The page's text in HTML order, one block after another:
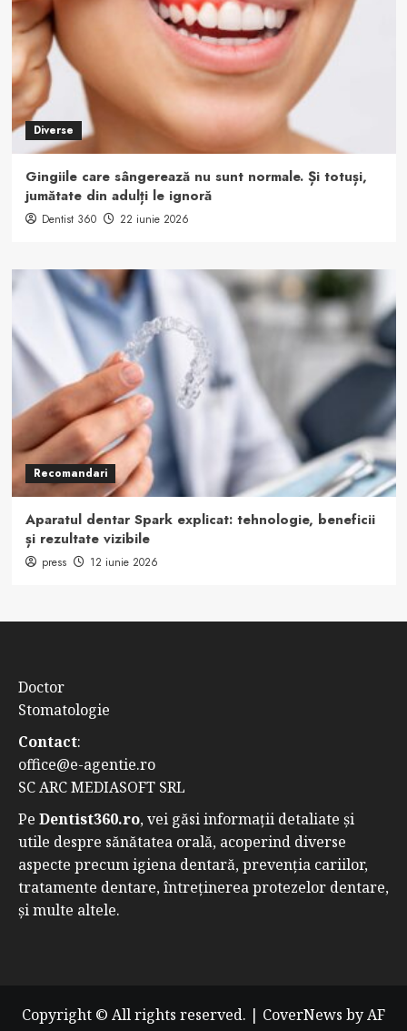
Diverse
Gingiile care sângerează nu sunt normale. Și totuși,
jumătate din adulți le ignoră
Dentist 360 22 iunie 2026
Recomandari
Aparatul dentar Spark explicat: tehnologie, beneficii
și rezultate vizibile
press 12 iunie 2026
Doctor
Stomatologie
Contact:
office@e-agentie.ro
SC ARC MEDIASOFT SRL
Pe Dentist360.ro, vei găsi informații detaliate și
utile despre sănătatea orală, acoperind diverse
aspecte precum igiena dentară, prevenția cariilor,
tratamente dentare, întreținerea protezelor dentare,
și multe altele.
Copyright © All rights reserved. | CoverNews by AF